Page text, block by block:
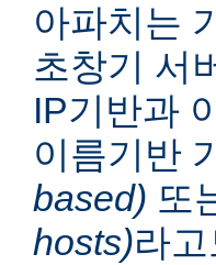
아파치는
초창기 서
IP기반과
이름기반
based) 또
hosts)라